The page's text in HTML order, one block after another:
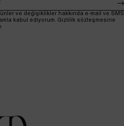
ve değişiklikler hakkında e-mail ve SMS
kabul ediyorum. Gizlilik sözleşmesine